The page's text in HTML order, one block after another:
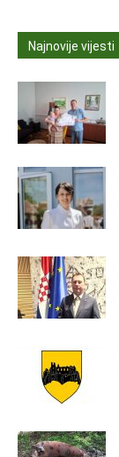
Najnovije vijesti